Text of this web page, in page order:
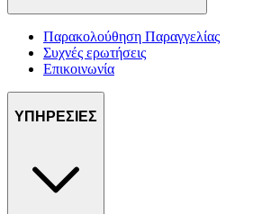
Παρακολούθηση Παραγγελίας
Συχνές ερωτήσεις
Επικοινωνία
ΥΠΗΡΕΣΙΕΣ